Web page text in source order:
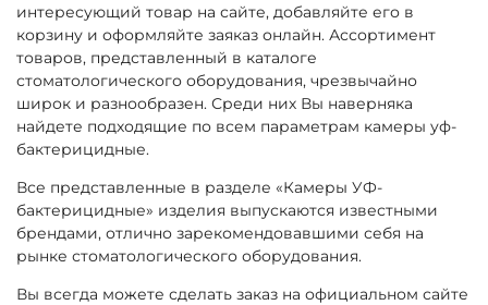
интересующий товар на сайте, добавляйте его в
корзину и оформляйте заяказ онлайн. Ассортимент
товаров, представленный в каталоге
стоматологического оборудования, чрезвычайно
широк и разнообразен. Среди них Вы наверняка
найдете подходящие по всем параметрам камеры уф-
бактерицидные.
Все представленные в разделе «Камеры УФ-
бактерицидные» изделия выпускаются известными
брендами, отлично зарекомендовавшими себя на
рынке стоматологического оборудования.
Вы всегда можете сделать заказ на официальном сайте